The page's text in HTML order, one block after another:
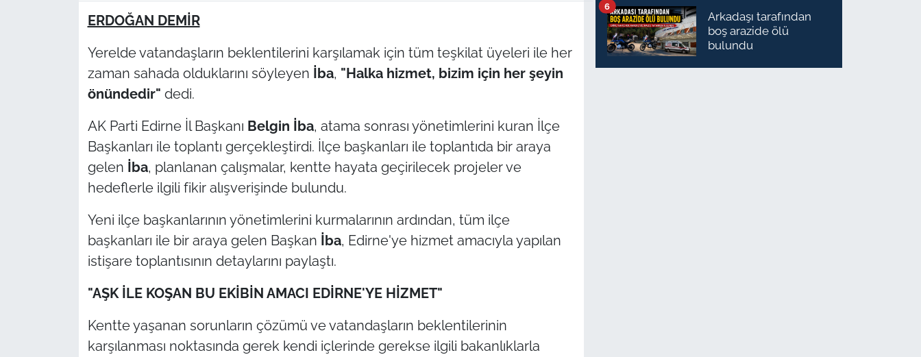
ERDOĞAN DEMİR
Yerelde vatandaşların beklentilerini karşılamak için tüm teşkilat üyeleri ile her
zaman sahada olduklarını söyleyen İba, "Halka hizmet, bizim için her şeyin
önündedir" dedi.
AK Parti Edirne İl Başkanı Belgin İba, atama sonrası yönetimlerini kuran İlçe
Başkanları ile toplantı gerçekleştirdi. İlçe başkanları ile toplantıda bir araya
gelen İba, planlanan çalışmalar, kentte hayata geçirilecek projeler ve
hedeflerle ilgili fikir alışverişinde bulundu.
Yeni ilçe başkanlarının yönetimlerini kurmalarının ardından, tüm ilçe
başkanları ile bir araya gelen Başkan İba, Edirne'ye hizmet amacıyla yapılan
istişare toplantısının detaylarını paylaştı.
"AŞK İLE KOŞAN BU EKİBİN AMACI EDİRNE'YE HİZMET"
Kentte yaşanan sorunların çözümü ve vatandaşların beklentilerinin
karşılanması noktasında gerek kendi içlerinde gerekse ilgili bakanlıklarla
Arkadaşı tarafından
boş arazide ölü
bulundu
6
ÇANAKKALE
Flaş Haber
Dış Haberler
İş Dünyası